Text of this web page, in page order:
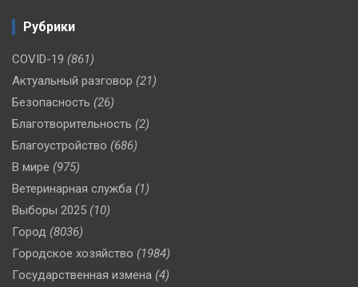
Рубрики
COVID-19 (861)
Актуальный разговор (21)
Безопасность (26)
Благотворительность (2)
Благоустройство (686)
В мире (975)
Ветеринарная служба (1)
Выборы 2025 (10)
Город (8036)
Городское хозяйство (1984)
Государственная измена (4)